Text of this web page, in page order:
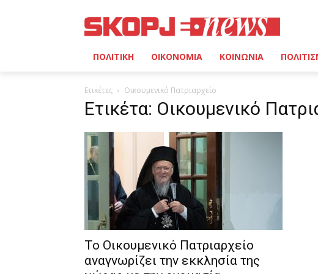
ΠΟΛΙΤΙΚΗ ΟΙΚΟΝΟΜΙΑ ΚΟΙΝΩΝΙΑ
Ετικέτες Οικουμενικό Πατριαρχείο
Ετικέτα: Οικουμενικό
Το Οικουμενικό Πατριαρχείο
αναγνωρίζει την εκκλησία της